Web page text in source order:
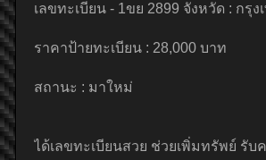
เลขทะเบียน - 1ขย 2899 จังหวัด : กรุ
ราคาป้ายทะเบียน : 28,000 บาท
สถานะ : มาใหม่
ได้เลขทะเบียนสวย ช่วยเพิ่มทรัพย์ รั